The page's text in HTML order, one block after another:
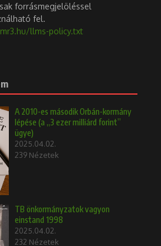
forrásmegjelöléssel
fel.
llms-policy.txt
A 2010-es második Orbán-kormány
lépése (a „3 ezer milliárd forint”
ügye)
2025.04.02.
239 Nézetek
TB önkormányzatok vagyon
einstand 1998
2025.04.02.
232 Nézetek